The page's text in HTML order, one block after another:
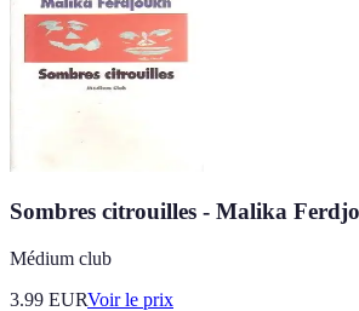
Sombres citrouilles - Malika
Médium club
3.99 EURVoir le prix